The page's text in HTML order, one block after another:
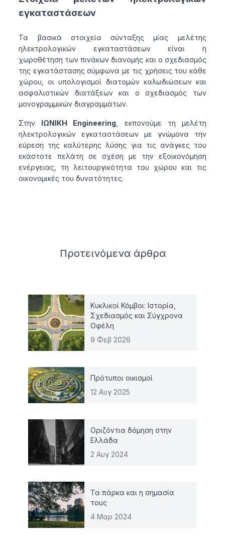
εγκαταστάσεων
Τα βασικά στοιχεία σύνταξης μίας μελέτης
ηλεκτρολογικών εγκαταστάσεων είναι η
χωροθέτηση των πινάκων διανομής και ο σχεδιασμός
της εγκατάστασης σύμφωνα με τις χρήσεις του κάθε
χώρου, οι υπολογισμοί διατομών καλωδιώσεων και
ασφαλιστικών διατάξεων και ο σχεδιασμός των
μονογραμμικών διαγραμμάτων.
Στην ΙΩΝΙΚΗ Engineering , εκπονούμε τη μελέτη
ηλεκτρολογικών εγκαταστάσεων με γνώμονα την
εύρεση της καλύτερης λύσης για τις ανάγκες του
εκάστοτε πελάτη σε σχέση με την εξοικονόμηση
ενέργειας, τη λειτουργικότητα του χώρου και τις
οικονομικές του δυνατότητες.
Προτεινόμενα άρθρα
Κυκλικοί Κόμβοι: Ιστορία,
Σχεδιασμός και Σύγχρονα
Οφέλη
9 Φεβ 2026
Πρότυποι οικισμοί
12 Αυγ 2025
Οριζόντια δόμηση στην
Ελλάδα
2 Αυγ 2024
Τα πάρκα και η σημασία
τους
4 Μαρ 2024